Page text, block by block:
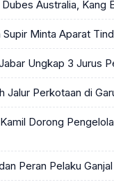
Australia, Kang
Supir Minta Aparat
Ungkap 3 Jurus
Jalur Perkotaan di
Dorong
Peran Pelaku